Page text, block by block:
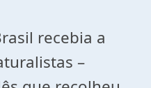
recebia a
–